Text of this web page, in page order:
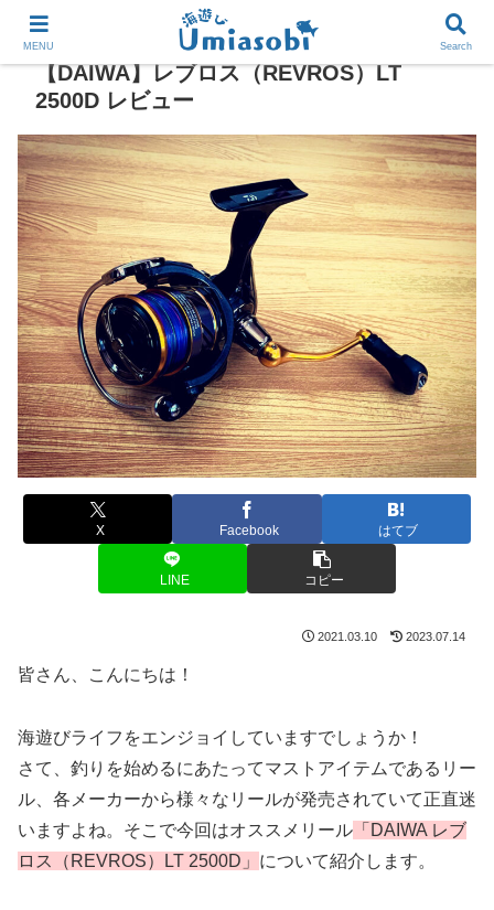
【DAIWA】レブロス（REVROS）LT
2500D レビュー
X Facebook はてブ
LINE コピー
2021.03.10 2023.07.14
皆さん、こんにちは！
海遊びライフをエンジョイしていますでしょうか！
さて、釣りを始めるにあたってマストアイテムであるリー
ル、各メーカーから様々なリールが発売されていて正直迷
いますよね。そこで今回はオススメリール 「DAIWA レブ
ロス（REVROS）LT 2500D」 について紹介します。
MENU Search